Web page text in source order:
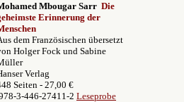
Mbougar Sarr Die
Erinnerung der
us dem Französischen übersetzt
Holger Fock und Sabine
Verlag
Seiten - 27,00 €
3-446-27411-2 Leseprobe